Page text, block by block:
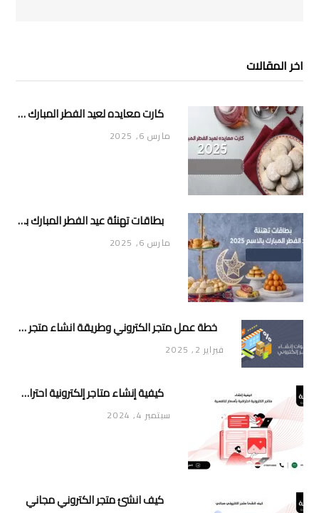
اخر المقالات
كارت معايده لعيد الفطر المبارك 2025
مارس 6, 2025
بطاقات تهنئة عيد الفطر المبارك بالاسم 2025
مارس 6, 2025
خطة عمل متجر الكتروني وطريقة انشاء متجر خاص ناجح ومميز
فبراير 2, 2025
كيفية إنشاء متاجر إلكترونية احترافية بأسعار تنافسية
سبتمبر 4, 2024
كيف انشئ متجر الكتروني مجاني